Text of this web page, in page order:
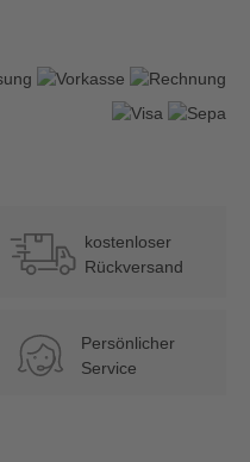
kostenloser
Rückversand
Persönlicher
Service